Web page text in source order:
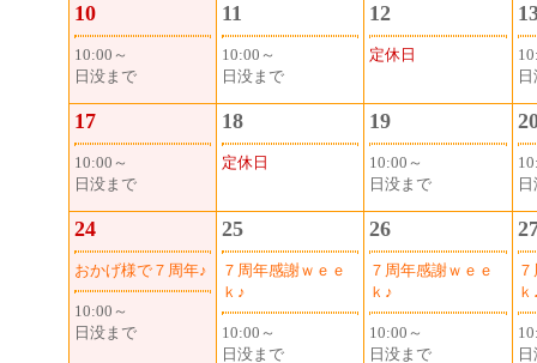
10
10:00～
日没まで
11
10:00～
日没まで
12
定休日
17
10:00～
日没まで
18
定休日
19
10:00～
日没まで
24
おかげ様で７周年♪
10:00～
日没まで
25
７周年感謝ｗｅｅ
ｋ♪
10:00～
日没まで
26
７周年感謝ｗｅｅ
ｋ♪
10:00～
日没まで
ｋ